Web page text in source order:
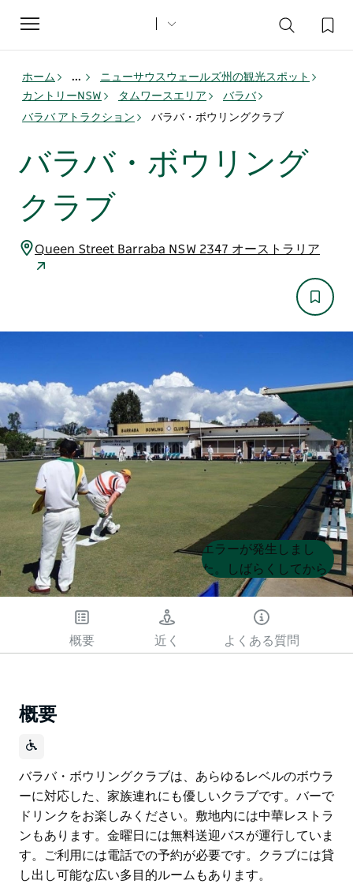
Toggle
navigation
ホーム ...
ニューサウスウェールズ州の観光スポット
カントリーNSW
タムワースエリア
バラバ
バラバ アトラクション
バラバ・ボウリングクラブ
バラバ・ボウリング
クラブ
Queen Street Barraba NSW 2347 オーストラリア
Product
List
Product
List
エラーが発生しまし
た。しばらくしてから
もう一度試してくださ
概要 近く よくある質問
概要
バラバ・ボウリングクラブは、あらゆるレベルのボウラ
ーに対応した、家族連れにも優しいクラブです。バーで
ドリンクをお楽しみください。敷地内には中華レストラ
ンもあります。金曜日には無料送迎バスが運行していま
す。ご利用には電話での予約が必要です。クラブには貸
し出し可能な広い多目的ルームもあります。